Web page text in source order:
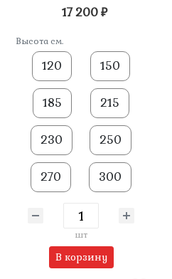
17 200 ₽
Высота см.
120 150
185 215
230 250
270 300
шт
В корзину